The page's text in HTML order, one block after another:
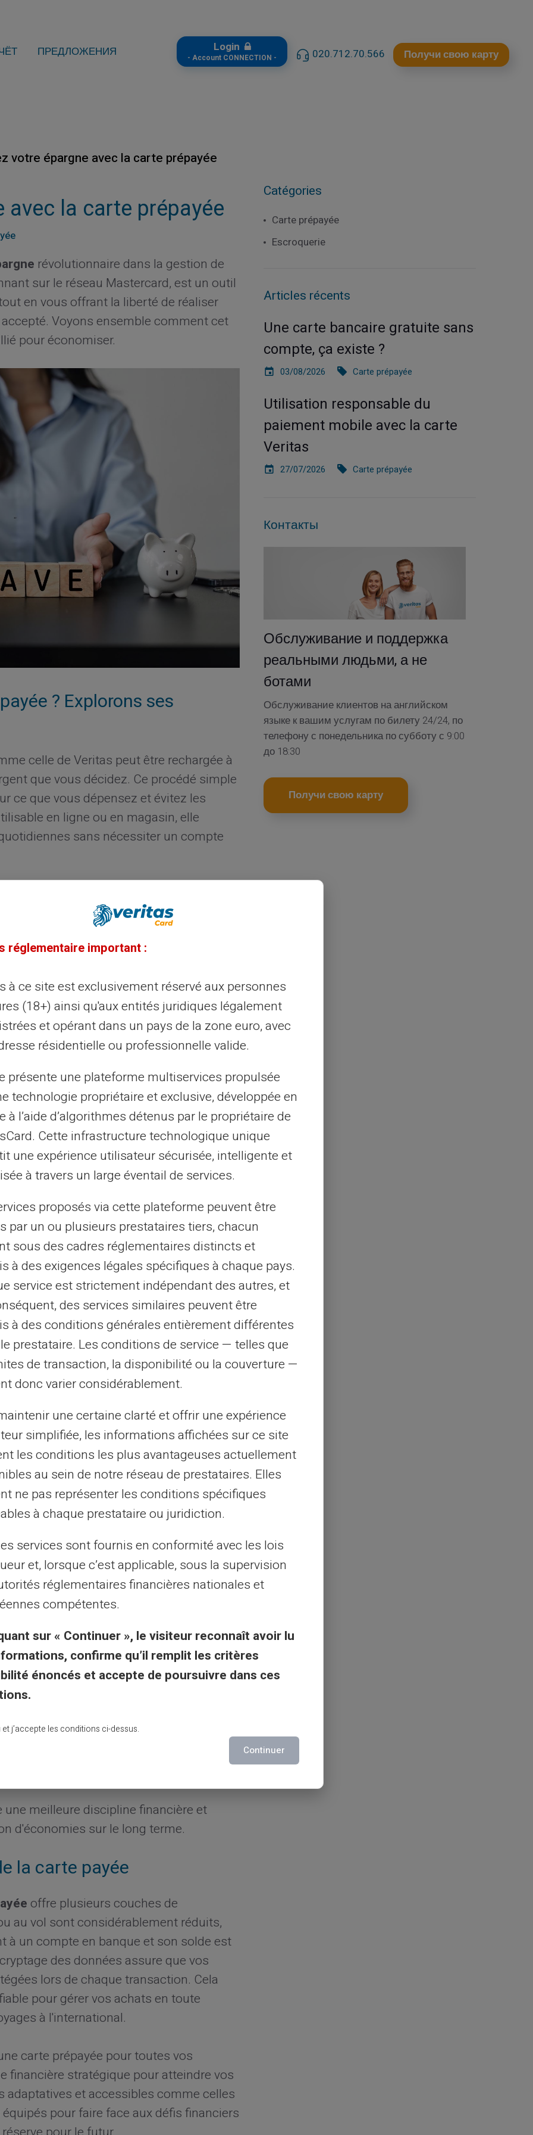
ПРЕДЛОЖЕНИЯ Login
- Account CONNECTION - 020.712.70.566 Получи свою карту
votre épargne avec la carte prépayée
la carte prépayée
révolutionnaire dans la gestion de
sur le réseau Mastercard, est un outil
en vous offrant la liberté de réaliser
Voyons ensemble comment cet
pour économiser.
? Explorons ses
celle de Veritas peut être rechargée à
que vous décidez. Ce procédé simple
ce que vous dépensez et évitez les
en ligne ou en magasin, elle
sans nécessiter un compte
la carte prépayée peut
prépayée résidedans sa capacité à
pouvez dépenser que le montant
et à prioriser vos dépenses. Pour ceux
budget, c'est un moyen concret de
et les risques de découverte
la valeur de l'argent
les intérêts débiteurs
et les taux d'intérêt peuvent
pour une
carte prépayée,
ces coûts
a pas de possibilité de découvert. Ainsi,
et plus facile à suivre. La pratique
votre conscience financière et
à des fonctions adaptées
spécifiques pour faciliter la gestion de
internationaux avec cette carte ont des
classiques, ce qui peut vous
transférez régulièrement de l'argent
prépayées ont des limites de retrait
d'accéder à votre argent quand vous
votre épargne avec la carte
au mieux votre carte prépayée afin
vos dépenses mensuelles et chargez
carte.
pour garder un œil sur chaque
qui correspondent à votre
de transactions pour identifier
meilleure discipline financière et
d'économies sur le long terme.
la carte payée
offre plusieurs couches de
au vol sont considérablement réduits,
à un compte en banque et son solde est
des données assure que vos
lors de chaque transaction. Cela
pour gérer vos achats en toute
à l'international.
carte prépayée pour toutes vos
financière stratégique pour atteindre vos
adaptatives et accessibles comme celles
pour faire face aux défis financiers
Catégories
Carte prépayée
Escroquerie
Articles récents
Une carte bancaire gratuite sans
compte, ça existe ?
03/08/2026 Carte prépayée
Utilisation responsable du
paiement mobile avec la carte
Veritas
27/07/2026 Carte prépayée
Контакты
Обслуживание и поддержка
реальными людьми, а не
ботами
Обслуживание клиентов на английском
языке к вашим услугам по билету 24/24, по
телефону с понедельника по субботу с 9:00
до 18:30
Получи свою карту
réglementaire important :
à ce site est exclusivement réservé aux personnes
(18+) ainsi qu'aux entités juridiques légalement
et opérant dans un pays de la zone euro, avec
résidentielle ou professionnelle valide.
présente une plateforme multiservices propulsée
technologie propriétaire et exclusive, développée en
à l’aide d’algorithmes détenus par le propriétaire de
Cette infrastructure technologique unique
une expérience utilisateur sécurisée, intelligente et
à travers un large éventail de services.
proposés via cette plateforme peuvent être
par un ou plusieurs prestataires tiers, chacun
sous des cadres réglementaires distincts et
à des exigences légales spécifiques à chaque pays.
service est strictement indépendant des autres, et
des services similaires peuvent être
à des conditions générales entièrement différentes
prestataire. Les conditions de service — telles que
de transaction, la disponibilité ou la couverture —
donc varier considérablement.
une certaine clarté et offrir une expérience
simplifiée, les informations affichées sur ce site
les conditions les plus avantageuses actuellement
au sein de notre réseau de prestataires. Elles
ne pas représenter les conditions spécifiques
à chaque prestataire ou juridiction.
services sont fournis en conformité avec les lois
et, lorsque c’est applicable, sous la supervision
réglementaires financières nationales et
compétentes.
sur « Continuer », le visiteur reconnaît avoir lu
confirme qu’il remplit les critères
énoncés et accepte de poursuivre dans ces
et j’accepte les conditions ci-dessus.
Continuer